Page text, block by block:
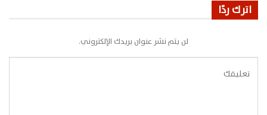
اترك ردًا
لن يتم نشر عنوان بريدك الإلكتروني.